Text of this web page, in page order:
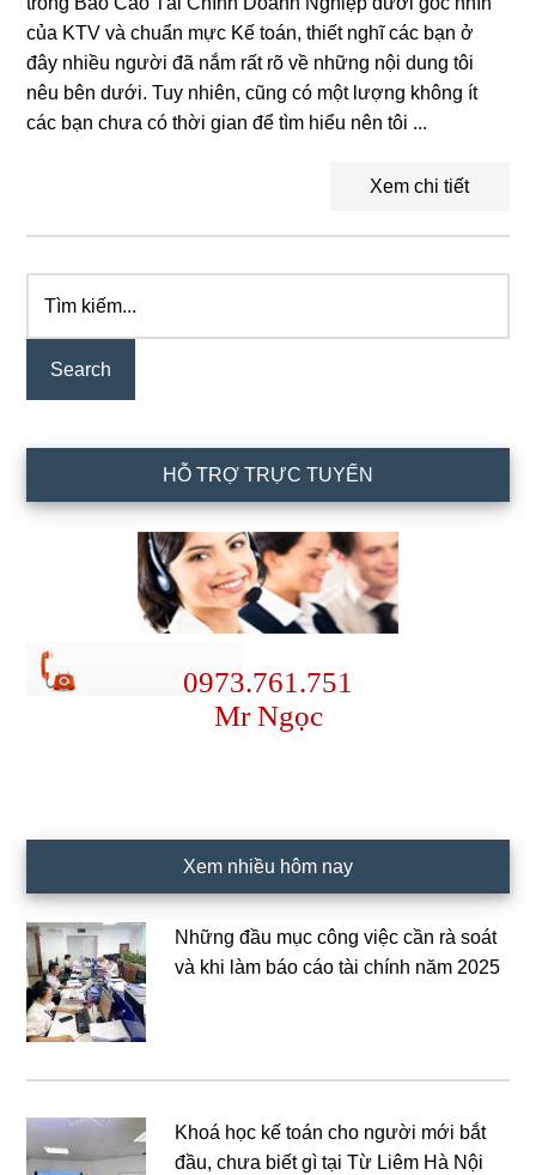
của KTV và chuẩn mực Kế toán, thiết nghĩ các bạn ở
đây nhiều người đã nắm rất rõ về những nội dung tôi
nêu bên dưới. Tuy nhiên, cũng có một lượng không ít
các bạn chưa có thời gian để tìm hiểu nên tôi ...
Xem chi tiết
Primary
Sidebar
kiếm...
HỖ TRỢ TRỰC TUYẾN
0973.761.751
Mr Ngọc
Xem nhiều hôm nay
Những đầu mục công việc cần rà soát
và khi làm báo cáo tài chính năm 2025
Khoá học kế toán cho người mới bắt
đầu, chưa biết gì tại Từ Liêm Hà Nội